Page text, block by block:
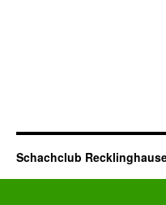
Schachclub